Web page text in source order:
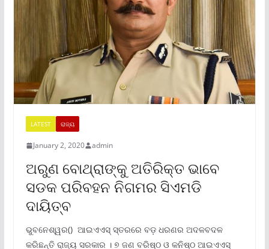
LATEST ରାଜ୍ୟ
January 2, 2020 admin
ଅରୁଣ ବୋଥ୍ରାଙ୍କୁ ଅତିରିକ୍ତ ଭାବେ
ସଡକ ପରିବହନ ନିଗମର ସିଏମଡି
ଦାୟିତ୍ବ
ଭୁବନେଶ୍ୱର() ଆଇଏଏସ୍ ସ୍ତରରେ ବଡ଼ ଧରଣର ଅଦଳବଦଳ
କରିଛନ୍ତି ରାଜ୍ୟ ସରକାର । ୭ ଜଣ ବରିଷ୍ଠ ଓ କନିଷ୍ଠ ଆଇଏଏସ୍